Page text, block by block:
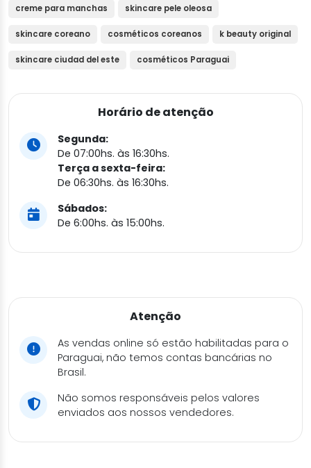
creme para manchas skincare pele oleosa
skincare coreano cosméticos coreanos k beauty original
skincare ciudad del este cosméticos Paraguai
Horário de atenção
Segunda:
De 07:00hs. às 16:30hs.
Terça a sexta-feira:
De 06:30hs. às 16:30hs.
Sábados:
De 6:00hs. às 15:00hs.
Atenção
As vendas online só estão habilitadas para o
Paraguai, não temos contas bancárias no
Brasil.
Não somos responsáveis pelos valores
enviados aos nossos vendedores.